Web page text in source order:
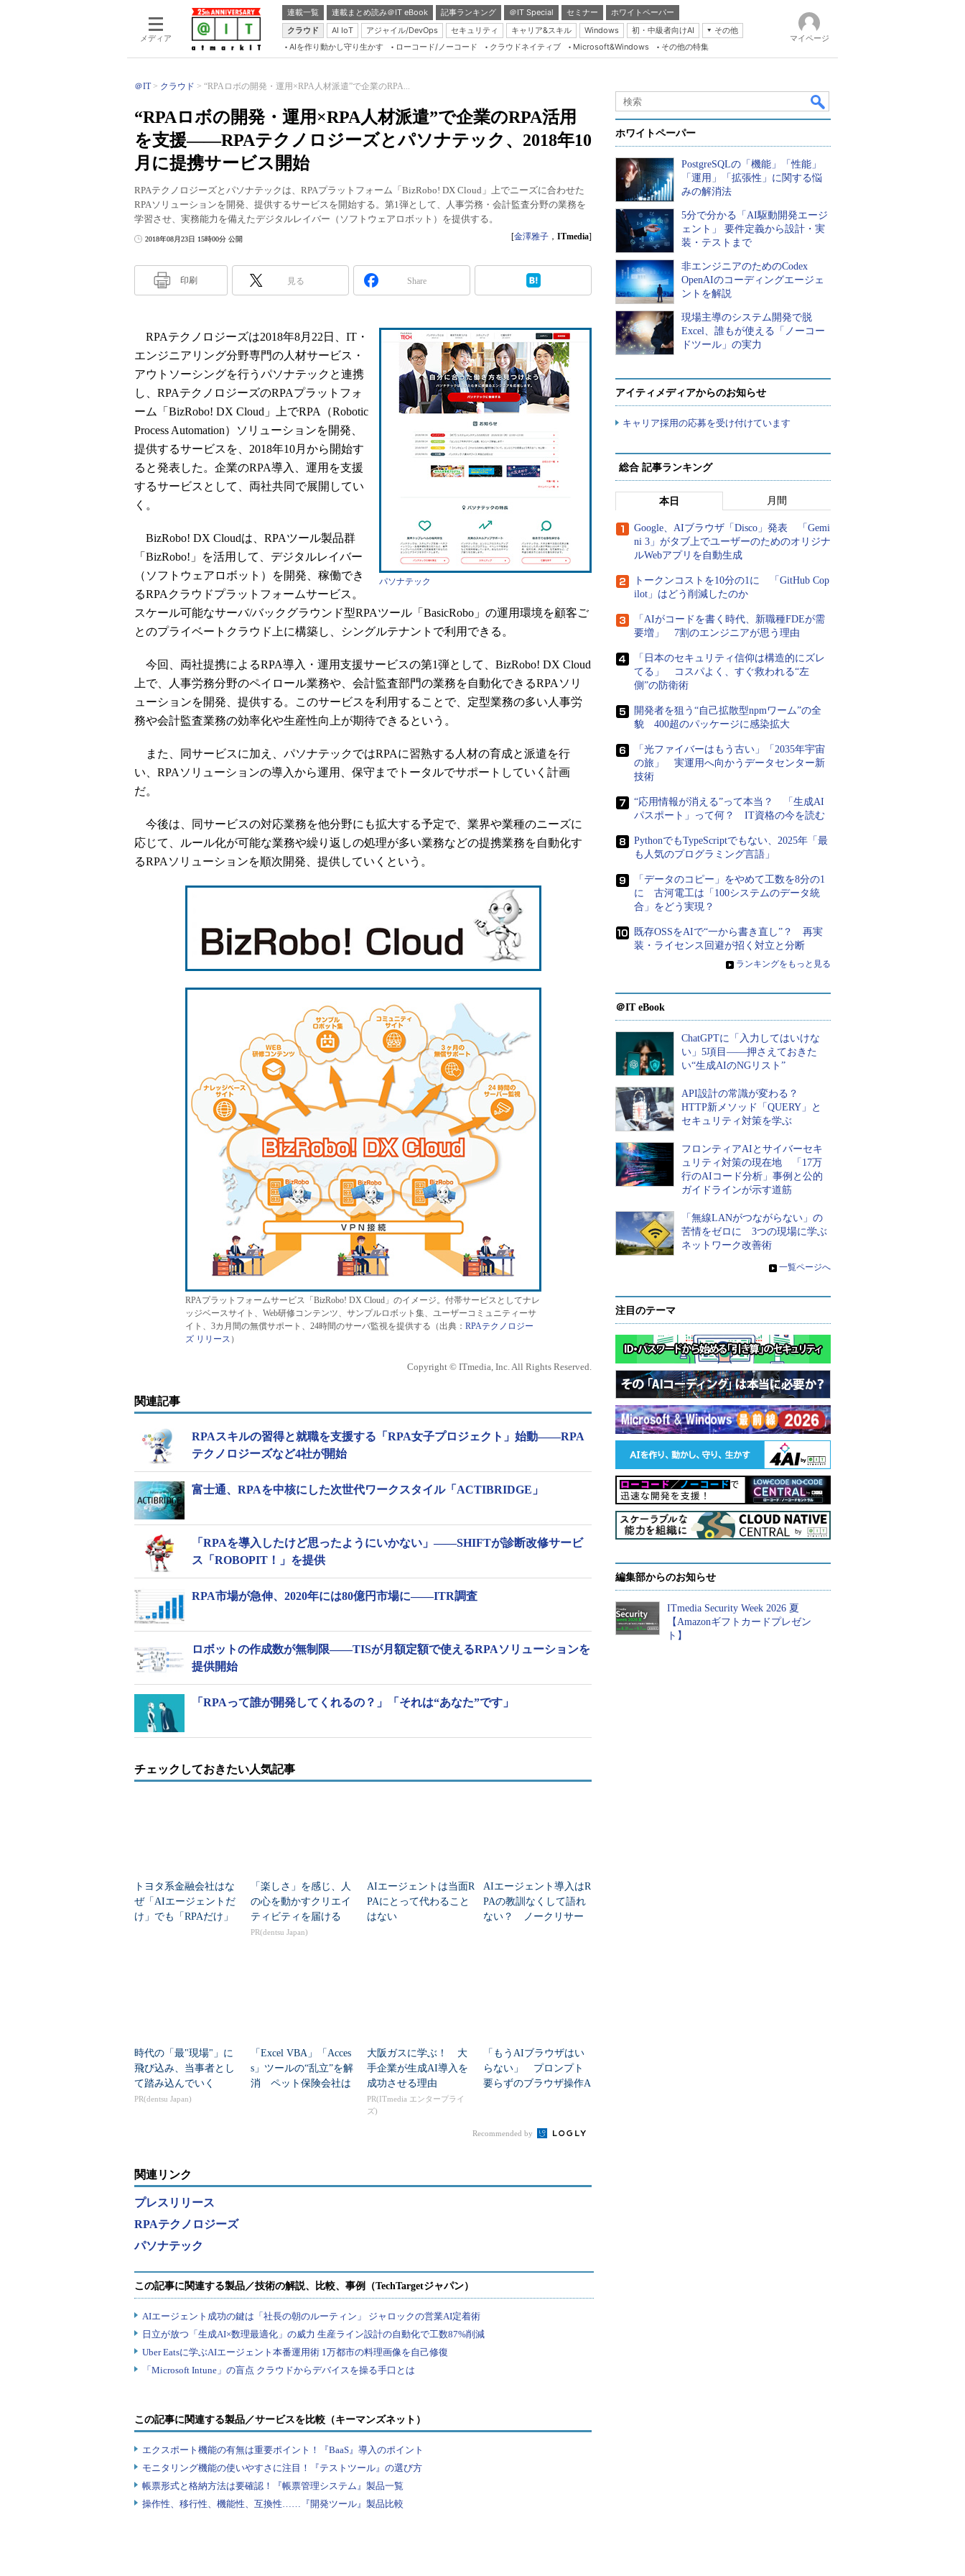
メディア
連載一覧 連載まとめ読み＠IT eBook 記事ランキング ＠IT Special セミナー
ホワイトペーパー
クラウド
AI IoT アジャイル/DevOps セキュリティ キャリア&スキル Windows 初・中級者向けAI
その他
Server & Storage
Coding Edge
Java Agile
Database Expert
Linux ＆ OSS
Master of IP Network
Security & Trust
Test & Tools
AIを作り動かし守り生かす ローコード/ノーコード クラウドネイティブ Microsoft&Windows その他の特集
マイページ
＠IT クラウド “RPAロボの開発・運用×RPA人材派遣”で企業のRPA...
“RPAロボの開発・運用×RPA人材派遣”で企業のRPA活用
を支援――RPAテクノロジーズとパソナテック、2018年10
月に提携サービス開始
RPAテクノロジーズとパソナテックは、RPAプラットフォーム「BizRobo! DX Cloud」上でニーズに合わせた
RPAソリューションを開発、提供するサービスを開始する。第1弾として、人事労務・会計監査分野の業務を
学習させ、実務能力を備えたデジタルレイバー（ソフトウェアロボット）を提供する。
2018年08月23日 15時00分 公開 [金澤雅子 ， ITmedia]
印刷 見る Share
パソナテック
RPAテクノロジーズは2018年8月22日、IT・
エンジニアリング分野専門の人材サービス・
アウトソーシングを行うパソナテックと連携
し、RPAテクノロジーズのRPAプラットフォ
ーム「BizRobo! DX Cloud」上でRPA（Robotic
Process Automation）ソリューションを開発、
提供するサービスを、2018年10月から開始す
ると発表した。企業のRPA導入、運用を支援
するサービスとして、両社共同で展開してい
く。
BizRobo! DX Cloudは、RPAツール製品群
「BizRobo!」を活用して、デジタルレイバー
（ソフトウェアロボット）を開発、稼働でき
るRPAクラウドプラットフォームサービス。
スケール可能なサーバ/バックグラウンド型RPAツール「BasicRobo」の運用環境を顧客ご
とのプライベートクラウド上に構築し、シングルテナントで利用できる。
今回、両社提携によるRPA導入・運用支援サービスの第1弾として、BizRobo! DX Cloud
上で、人事労務分野のペイロール業務や、会計監査部門の業務を自動化できるRPAソリ
ューションを開発、提供する。このサービスを利用することで、定型業務の多い人事労
務や会計監査業務の効率化や生産性向上が期待できるという。
また、同サービスに加え、パソナテックではRPAに習熟する人材の育成と派遣を行
い、RPAソリューションの導入から運用、保守までトータルでサポートしていく計画
だ。
今後は、同サービスの対応業務を他分野にも拡大する予定で、業界や業種のニーズに
応じて、ルール化が可能な業務や繰り返しの処理が多い業務などの提携業務を自動化す
るRPAソリューションを順次開発、提供していくという。
RPAプラットフォームサービス「BizRobo! DX Cloud」のイメージ。付帯サービスとしてナレ
ッジベースサイト、Web研修コンテンツ、サンプルロボット集、ユーザーコミュニティーサ
イト、3カ月間の無償サポート、24時間のサーバ監視を提供する（出典： RPAテクノロジー
ズ リリース ）
Copyright © ITmedia, Inc. All Rights Reserved.
関連記事
RPAスキルの習得と就職を支援する「RPA女子プロジェクト」始動――RPA
テクノロジーズなど4社が開始
富士通、RPAを中核にした次世代ワークスタイル「ACTIBRIDGE」
「RPAを導入したけど思ったようにいかない」――SHIFTが診断改修サービ
ス「ROBOPIT！」を提供
RPA市場が急伸、2020年には80億円市場に――ITR調査
ロボットの作成数が無制限――TISが月額定額で使えるRPAソリューションを
提供開始
「RPAって誰が開発してくれるの？」「それは“あなた”です」
チェックしておきたい人気記事
トヨタ系金融会社はな
ぜ「AIエージェントだ
け」でも「RPAだけ」
「楽しさ」を感じ、人
の心を動かすクリエイ
ティビティを届ける
PR(dentsu Japan)
AIエージェントは当面R
PAにとって代わること
はない
AIエージェント導入はR
PAの教訓なくして語れ
ない？ ノークリサー
時代の「最"現場"」に
飛び込み、当事者とし
て踏み込んでいく
PR(dentsu Japan)
「Excel VBA」「Acces
s」ツールの“乱立”を解
消 ペット保険会社は
大阪ガスに学ぶ！ 大
手企業が生成AI導入を
成功させる理由
PR(ITmedia エンタープライ
ズ)
「もうAIブラウザはい
らない」 プロンプト
要らずのブラウザ操作A
Recommended by
関連リンク
プレスリリース
RPAテクノロジーズ
パソナテック
この記事に関連する製品／サービスを比較（キーマンズネット）
エクスポート機能の有無は重要ポイント！『BaaS』導入のポイント
モニタリング機能の使いやすさに注目！『テストツール』の選び方
帳票形式と格納方法は要確認！『帳票管理システム』製品一覧
操作性、移行性、機能性、互換性……『開発ツール』製品比較
ホワイトペーパー
PostgreSQLの「機能」「性能」
「運用」「拡張性」に関する悩
みの解消法
5分で分かる「AI駆動開発エージ
ェント」 要件定義から設計・実
装・テストまで
非エンジニアのためのCodex
OpenAIのコーディングエージェ
ントを解説
現場主導のシステム開発で脱
Excel、誰もが使える「ノーコー
ドツール」の実力
アイティメディアからのお知らせ
キャリア採用の応募を受け付けています
総合 記事ランキング
本日 月間
Google、AIブラウザ「Disco」発表 「Gemi
ni 3」がタブ上でユーザーのためのオリジナ
ルWebアプリを自動生成
トークンコストを10分の1に 「GitHub Cop
ilot」はどう削減したのか
「AIがコードを書く時代、新職種FDEが需
要増」 7割のエンジニアが思う理由
「日本のセキュリティ信仰は構造的にズレ
てる」 コスパよく、すぐ救われる“左
側”の防衛術
開発者を狙う“自己拡散型npmワーム”の全
貌 400超のパッケージに感染拡大
「光ファイバーはもう古い」「2035年宇宙
の旅」 実運用へ向かうデータセンター新
技術
“応用情報が消える”って本当？ 「生成AI
パスポート」って何？ IT資格の今を読む
PythonでもTypeScriptでもない、2025年「最
も人気のプログラミング言語」
「データのコピー」をやめて工数を8分の1
に 古河電工は「100システムのデータ統
合」をどう実現？
既存OSSをAIで“一から書き直し”？ 再実
装・ライセンス回避が招く対立と分断
» ランキングをもっと見る
＠IT eBook
ChatGPTに「入力してはいけな
い」5項目――押さえておきた
い“生成AIのNGリスト”
API設計の常識が変わる？
HTTP新メソッド「QUERY」と
セキュリティ対策を学ぶ
フロンティアAIとサイバーセキ
ュリティ対策の現在地 「17万
行のAIコード分析」事例と公的
ガイドラインが示す道筋
「無線LANがつながらない」の
苦情をゼロに 3つの現場に学ぶ
ネットワーク改善術
» 一覧ページへ
注目のテーマ
編集部からのお知らせ
ITmedia Security Week 2026 夏
【Amazonギフトカードプレゼン
ト】